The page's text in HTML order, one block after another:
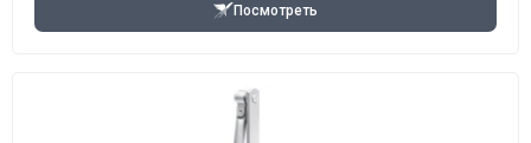
Посмотреть